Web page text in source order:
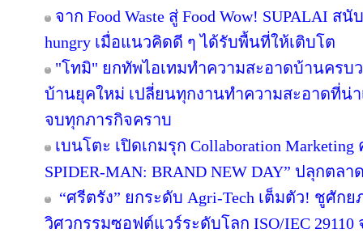
จาก Food Waste สู่ Food Wow! SUPALAI ส
hungry เมื่อแนวคิดดี ๆ ได้รับพื้นที่ให้เติบโต
"โทมิ" ยกทัพไอเทมทำความสะอาดบ้านครบ
บ้านยุคใหม่ เปลี่ยนทุกงานทำความสะอาดที่น่า
จบทุกภารกิจคราบ
เบนโตะ เปิดเกมรุก Collaboration
SPIDER-MAN: BRAND NEW DAY” ปลุกต
“ศรีตรัง” ยกระดับ Agri-Tech เต็มตัว! ชูศัก
วิศวกรรมซอฟต์แวร์ระดับโลก ISO/IEC 29110